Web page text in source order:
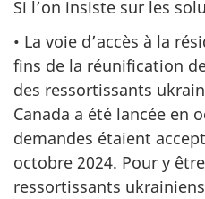
Si l’on insiste sur les
• La voie d’accès à la
fins de la réunification
des ressortissants
Canada a été lancée en
demandes étaient
octobre 2024. Pour y
ressortissants